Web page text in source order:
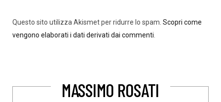
Questo sito utilizza Akismet per ridurre lo spam. Scopri come
vengono elaborati i dati derivati dai commenti
MASSIMO ROSATI